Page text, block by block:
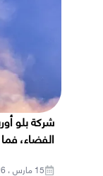
شركة بلو
الفضاء،
15 مارس ، 2026